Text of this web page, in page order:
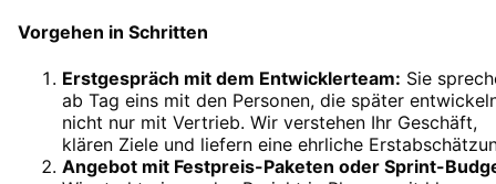
Vorgehen in Schritten
Erstgespräch mit dem Entwicklerteam: Sie
ab Tag eins mit den Personen, die später
nicht nur mit Vertrieb. Wir verstehen Ihr Geschäft,
klären Ziele und liefern eine ehrliche
Angebot mit Festpreis-Paketen oder Sprint-